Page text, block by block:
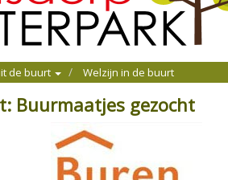
de buurt Welzijn in de buurt
Buurmaatjes gezocht